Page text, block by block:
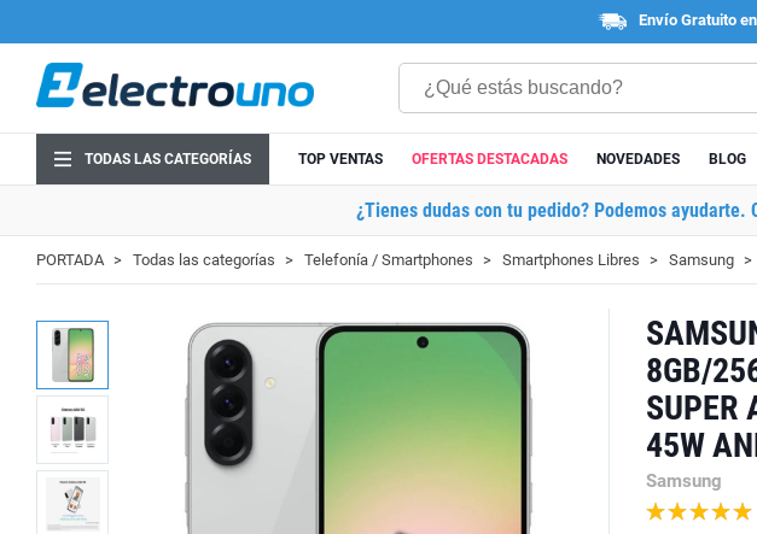
Envío Gratuito
TODAS LAS CATEGORÍAS TOP VENTAS OFERTAS DESTACADAS NOVEDADES BLOG
¿Tienes dudas con tu pedido? Podemos
PORTADA Todas las categorías Telefonía / Smartphones Smartphones Libres Samsung
8GB/
SUPER
45W
Samsung